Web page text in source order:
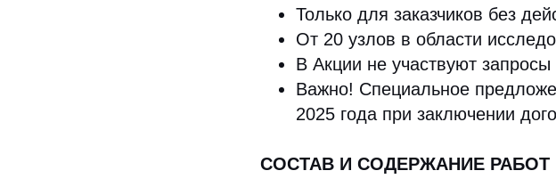
Только для заказчиков без
От 20 узлов в области
В Акции не участвуют
Важно! Специальное
2025 года при заключении
СОСТАВ И СОДЕРЖАНИЕ РАБОТ